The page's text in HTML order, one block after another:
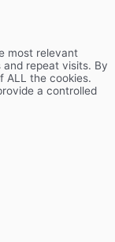
most relevant
repeat visits. By
ALL the cookies.
a controlled